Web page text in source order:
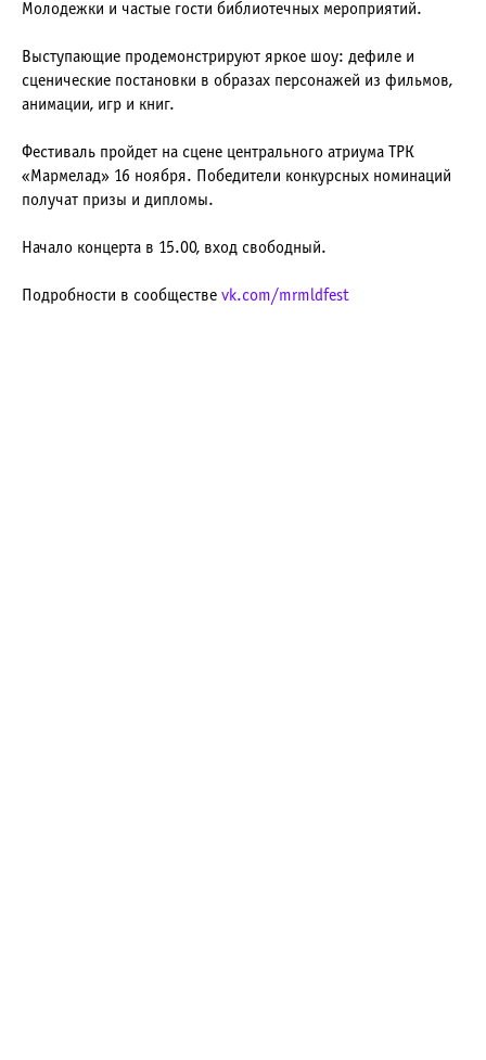
Молодежки и частые гости библиотечных мероприятий.
Выступающие продемонстрируют яркое шоу: дефиле и
сценические постановки в образах персонажей из фильмов,
анимации, игр и книг.
Фестиваль пройдет на сцене центрального атриума ТРК
«Мармелад» 16 ноября. Победители конкурсных номинаций
получат призы и дипломы.
Начало концерта в 15.00, вход свободный.
Подробности в сообществе vk.com/mrmldfest